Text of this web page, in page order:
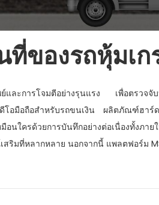
ของรถหุ้มเก
ย์และการโจมตีอย่างรุนแรง เพื่อตรวจจั
มือถือสำหรับรถขนเงิน ผลิตภัณฑ์ฮาร์ด
นใครด้วยการบันทึกอย่างต่อเนื่องทั้งภา
มที่หลากหลาย นอกจากนี้ แพลตฟอร์ม